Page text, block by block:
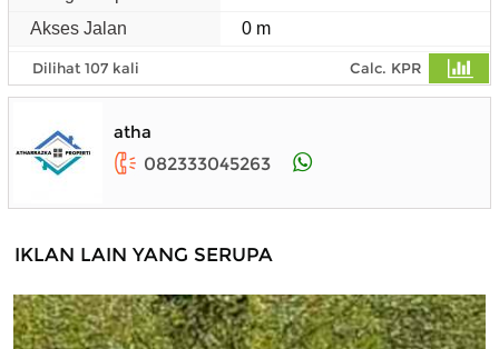
Akses Jalan
0 m
Dilihat 107 kali Calc. KPR
atha
082333045263
IKLAN LAIN YANG SERUPA